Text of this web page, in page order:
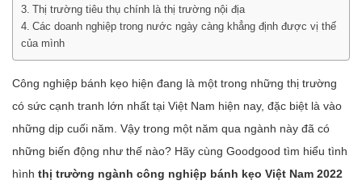
Thị trường tiêu thụ chính là thị trường nội địa
Các doanh nghiệp trong nước ngày càng khẳng định được vị thế
của mình
Công nghiệp bánh kẹo hiện đang là một trong những thị trường
có sức cạnh tranh lớn nhất tại Việt Nam hiện nay, đặc biệt là vào
những dịp cuối năm. Vậy trong một năm qua ngành này đã có
những biến động như thế nào? Hãy cùng Goodgood tìm hiểu tình
hình thị trường ngành công nghiệp bánh kẹo Việt Nam 2022